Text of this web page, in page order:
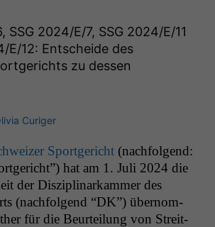
SSG 2024/E/7, SSG 2024/E/11
E/12: Entscheide des
zu dessen
Curiger
Sport­gericht (nach­fol­gend:
hat am 1. Juli 2024 die
der Diszi­pli­narkam­mer des
(nach­fol­gend “DK”) über­nom­
für die Beurteilung von Stre­it­